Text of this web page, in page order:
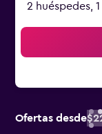
2 huéspedes,
Ofertas desde